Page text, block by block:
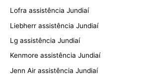
Lofra assistência Jundiaí
Liebherr assistência Jundiaí
Lg assistência Jundiaí
Kenmore assistência Jundiaí
Jenn Air assistência Jundiaí